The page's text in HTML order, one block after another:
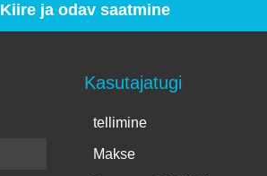
Kiire ja odav saatmine
Kasutajatugi
tellimine
Makse